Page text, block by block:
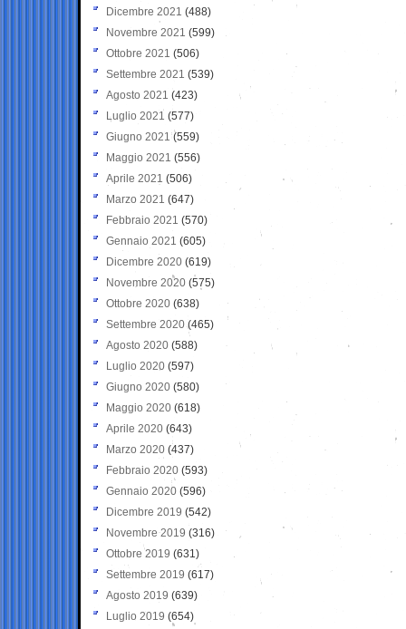
Dicembre 2021 (488)
Novembre 2021 (599)
Ottobre 2021 (506)
Settembre 2021 (539)
Agosto 2021 (423)
Luglio 2021 (577)
Giugno 2021(559)
Maggio 2021 (556)
Aprile 2021 (506)
Marzo 2021 (647)
Febbraio 2021 (570)
Gennaio 2021 (605)
Dicembre 2020 (619)
Novembre 2020 (575)
Ottobre 2020 (638)
Settembre 2020(465)
Agosto 2020 (588)
Luglio 2020 (597)
Giugno 2020 (580)
Maggio 2020 (618)
Aprile 2020 (643)
Marzo 2020 (437)
Febbraio 2020 (593)
Gennaio 2020 (596)
Dicembre 2019 (542)
Novembre 2019 (316)
Ottobre 2019 (631)
Settembre 2019 (617)
Agosto 2019 (639)
Luglio 2019 (654)